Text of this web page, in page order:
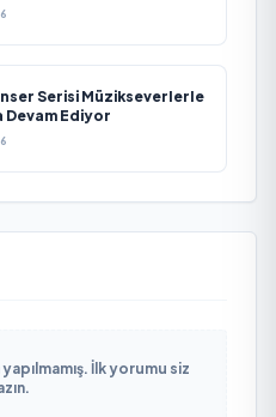
Serisi Müzikseverlerle
Devam Ediyor
İlk yorumu siz